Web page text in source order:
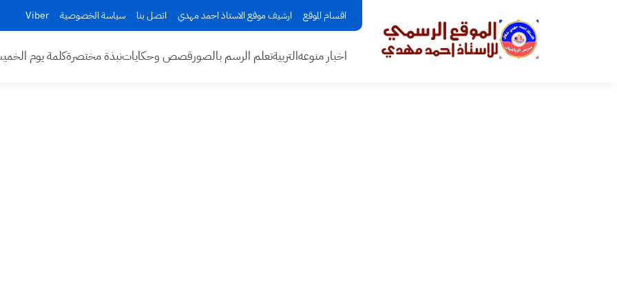
اقسام الموقع ارشيف موقع الاستاذ احمد مهدي اتصل بنا سياسة الخصوصية Viber
اخبار منوعهالتربيةتعلم الرسم بالصورقصص وحكاياتنبذة مختصرةكلمة يوم